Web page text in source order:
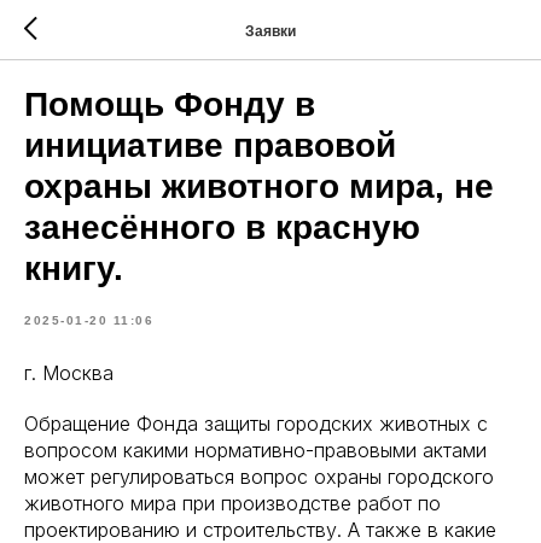
Заявки
Помощь Фонду в
инициативе правовой
охраны животного мира, не
занесённого в красную
книгу.
2025-01-20 11:06
г. Москва
Обращение Фонда защиты городских животных с
вопросом какими нормативно-правовыми актами
может регулироваться вопрос охраны городского
животного мира при производстве работ по
проектированию и строительству. А также в какие